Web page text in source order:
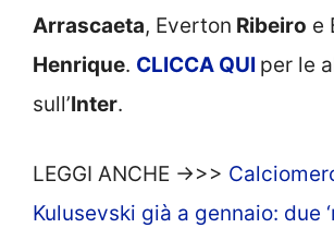
Arrascaeta, Everton Ribeiro e
Henrique. CLICCA QUI per le
sull’Inter.
LEGGI ANCHE ->>>
Kulusevski già a gennaio: due